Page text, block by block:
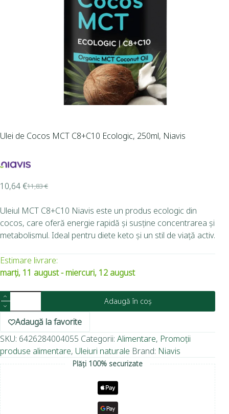
Ulei de Cocos MCT C8+C10 Ecologic, 250ml, Niavis
11,83€
10,64€
Uleiul MCT C8+C10 Niavis este un produs ecologic din
cocos, care oferă energie rapidă și susține concentrarea și
metabolismul. Ideal pentru diete keto și un stil de viață activ.
Estimare livrare:
marți, 11 august - miercuri, 12 august
Adaugă în coș
Adaugă la favorite
SKU: 6426284004055 Categorii: Alimentare, Promoții
produse alimentare, Uleiuri naturale Brand: Niavis
Plăți 100% securizate